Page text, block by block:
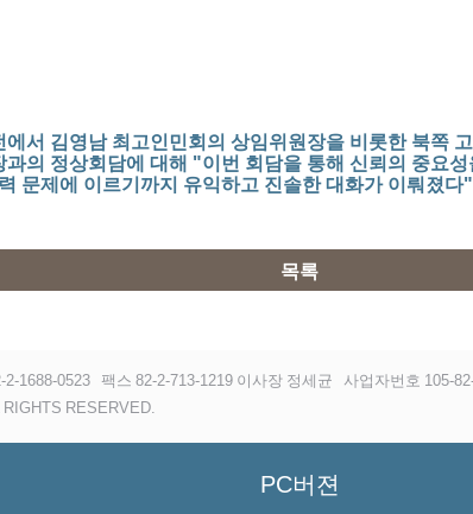
서 김영남 최고인민회의 상임위원장을 비롯한 북쪽
의 정상회담에 대해 "이번 회담을 통해 신뢰의 중요
문제에 이르기까지 유익하고 진솔한 대화가 이뤄졌
목록
2-1688-0523 팩스 82-2-713-1219 이사장 정세균
사업자번호 105-
RESERVED.
PC버젼